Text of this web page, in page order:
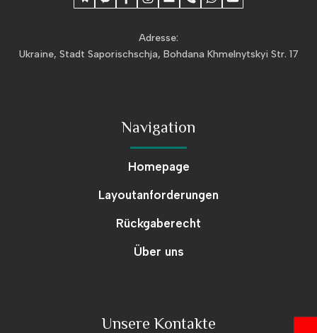
Adresse:
Ukraine, Stadt Saporischschja, Bohdana Khmelnytskyi Str. 17
Navigation
Homepage
Layoutanforderungen
Rückgaberecht
Über uns
Unsere Kontakte